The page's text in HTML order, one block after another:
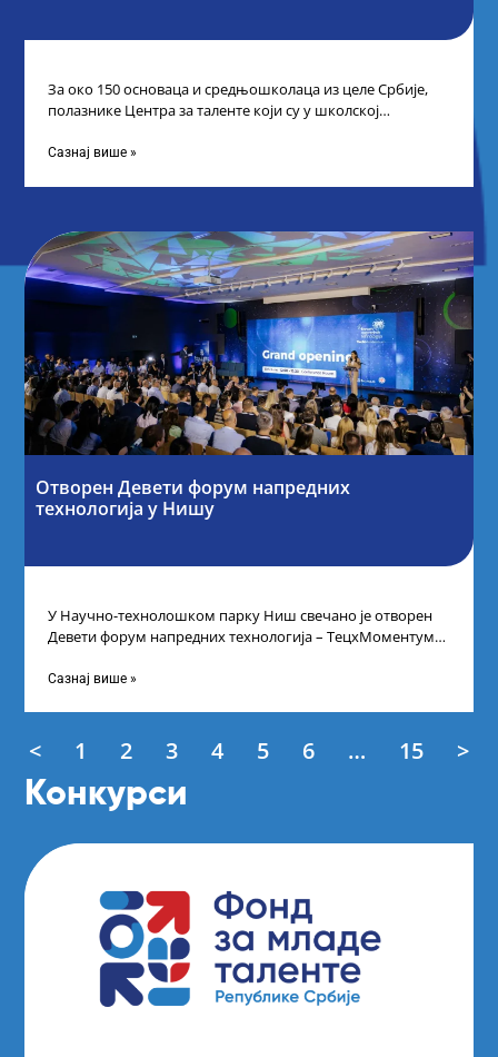
За око 150 основаца и средњошколаца из целе Србије,
полазнике Центра за таленте који су у школској
Сазнај више »
Отворен Девети форум напредних
технологија у Нишу
У Научно-технолошком парку Ниш свечано је отворен
Девети форум напредних технологија – ТецхМоментум
Сазнај више »
< 1 2 3 4 5 6 … 15 >
Конкурси